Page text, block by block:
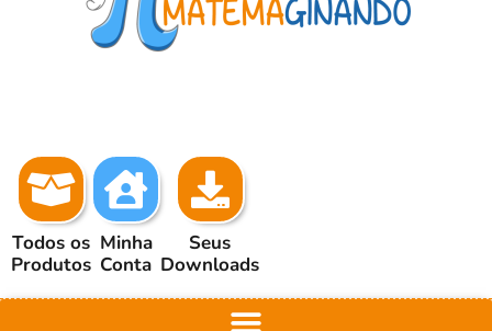
Todos os
Produtos
Minha
Conta
Seus
Downloads